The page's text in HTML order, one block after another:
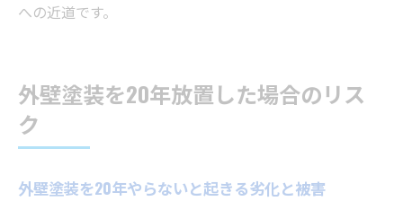
への近道です。
外壁塗装を20年放置した場合のリス
ク
外壁塗装を20年やらないと起きる劣化と被害